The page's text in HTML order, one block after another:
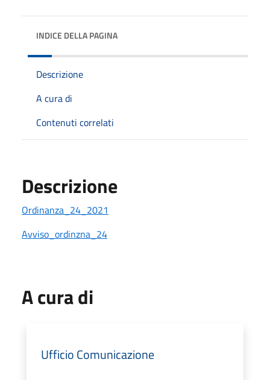
INDICE DELLA PAGINA
Descrizione
A cura di
Contenuti correlati
Descrizione
Ordinanza_24_2021
Avviso_ordinzna_24
A cura di
Ufficio Comunicazione